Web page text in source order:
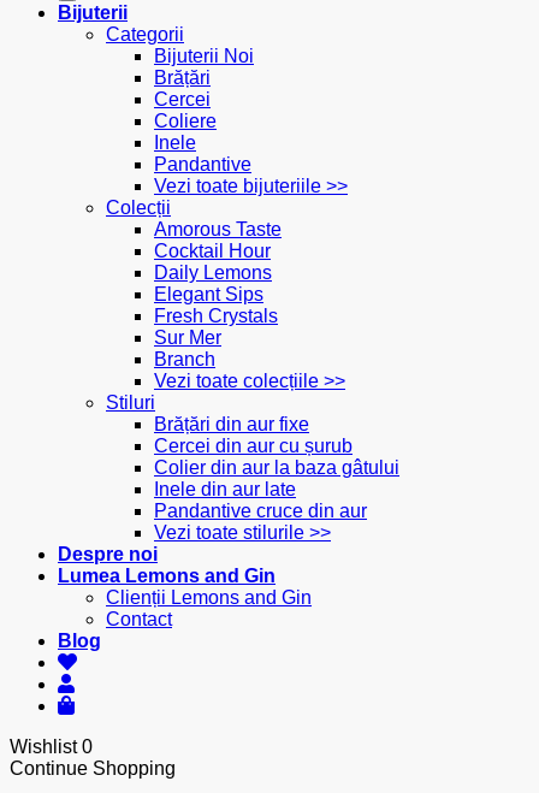
Bijuterii
Categorii
Bijuterii Noi
Brățări
Cercei
Coliere
Inele
Pandantive
Vezi toate bijuteriile >>
Colecții
Amorous Taste
Cocktail Hour
Daily Lemons
Elegant Sips
Fresh Crystals
Sur Mer
Branch
Vezi toate colecțiile >>
Stiluri
Brățări din aur fixe
Cercei din aur cu șurub
Colier din aur la baza gâtului
Inele din aur late
Pandantive cruce din aur
Vezi toate stilurile >>
Despre noi
Lumea Lemons and Gin
Clienții Lemons and Gin
Contact
Blog
Wishlist0
Continue Shopping